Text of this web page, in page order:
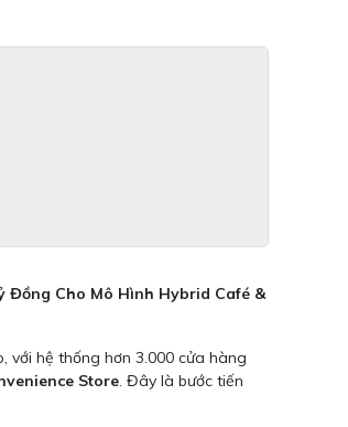
Đồng Cho Mô Hình Hybrid Café &
với hệ thống hơn 3.000 cửa hàng
Store. Đây là bước tiến